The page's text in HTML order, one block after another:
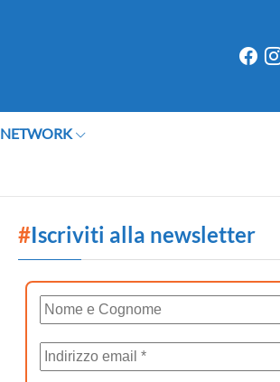
NETWORK
#Iscriviti alla newsletter